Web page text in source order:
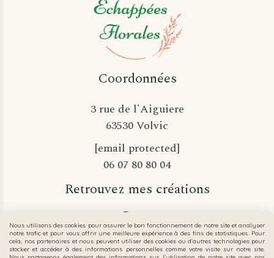
Coordonnées
3 rue de l'Aiguiere
63530 Volvic
[email protected]
06 07 80 80 04
Retrouvez mes créations
 
Nous utilisons des cookies pour assurer le bon fonctionnement de notre site et analyser
notre trafic et pour vous offrir une meilleure expérience à des fins de statistiques. Pour
cela, nos partenaires et nous peuvent utiliser des cookies ou d'autres technologies pour
stocker et accéder à des informations personnelles comme votre visite sur notre site.